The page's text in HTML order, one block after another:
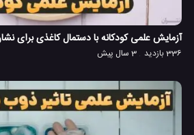
آزمایش علمی کودکانه با دستمال کاغذی برای
336 بازدید 3 سال پیش